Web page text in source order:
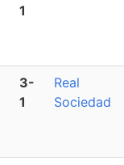
1
3-
1
Real
Sociedad